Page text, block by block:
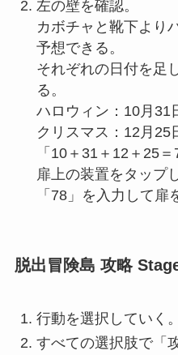
左の壁を確認。
カボチャと靴下より
予想できる。
それぞれの日付を足
る。
ハロウィン：10月31
クリスマス：12月25
「10＋31＋12＋25＝
扉上の装置をタップ
「78」を入力して扉
脱出冒険島 攻略
行動を選択していく。
すべての選択肢で「